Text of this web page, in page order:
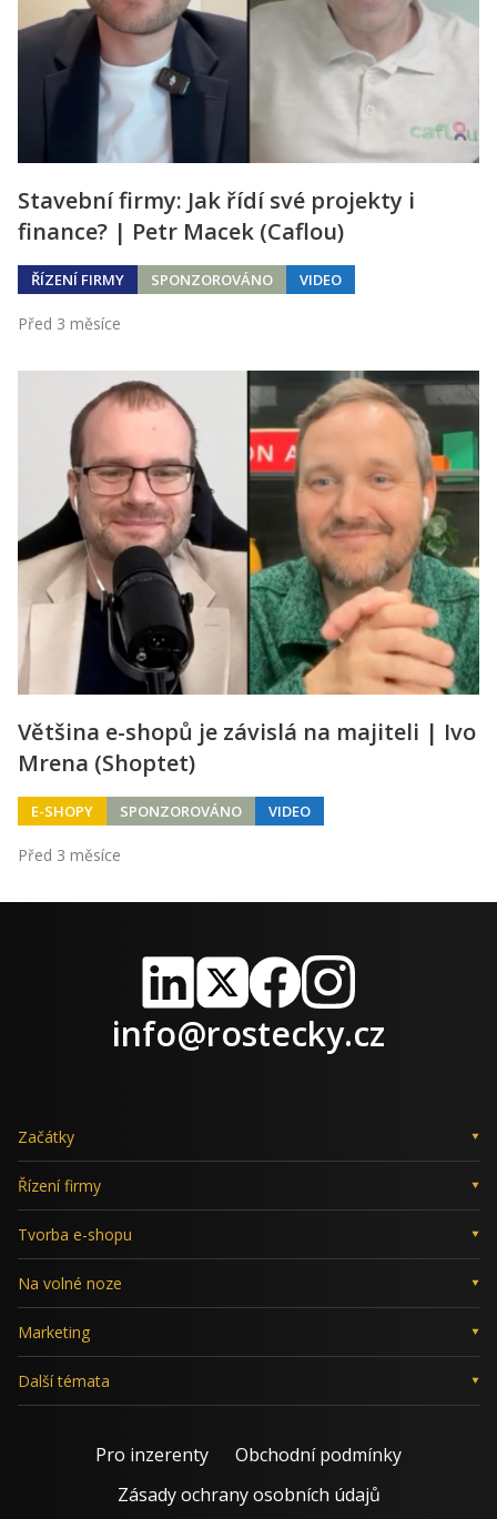
Stavební firmy: Jak řídí své projekty i
finance? | Petr Macek (Caflou)
ŘÍZENÍ FIRMY SPONZOROVÁNO VIDEO
Před 3 měsíce
Většina e-shopů je závislá na majiteli | Ivo
Mrena (Shoptet)
E-SHOPY SPONZOROVÁNO VIDEO
Před 3 měsíce
LinkedIn
X FacebookInstagram
info@rostecky.cz
Začátky
Řízení firmy
Tvorba e-shopu
Na volné noze
Marketing
Další témata
Pro inzerenty
Obchodní podmínky
Zásady ochrany osobních údajů